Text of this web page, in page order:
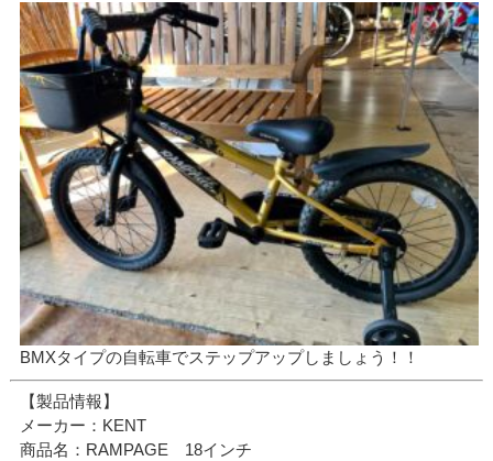
BMXタイプの自転車でステップアップしましょう！！
【製品情報】
メーカー：KENT
商品名：RAMPAGE 18インチ